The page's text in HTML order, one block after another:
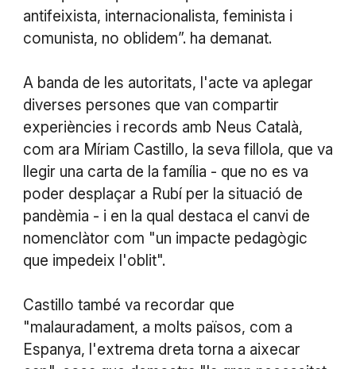
antifeixista, internacionalista, feminista i
comunista, no oblidem”. ha demanat.
A banda de les autoritats, l'acte va aplegar
diverses persones que van compartir
experiències i records amb Neus Català,
com ara Míriam Castillo, la seva fillola, que va
llegir una carta de la família - que no es va
poder desplaçar a Rubí per la situació de
pandèmia - i en la qual destaca el canvi de
nomenclàtor com "un impacte pedagògic
que impedeix l'oblit".
Castillo també va recordar que
"malauradament, a molts països, com a
Espanya, l'extrema dreta torna a aixecar